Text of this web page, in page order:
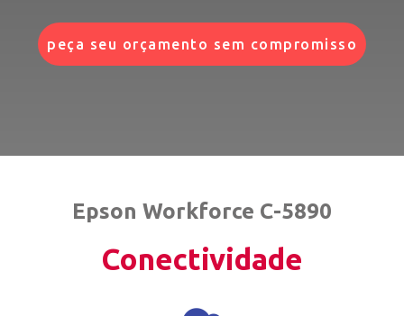
peça seu orçamento sem compromisso
Epson Workforce C-5890
Conectividade